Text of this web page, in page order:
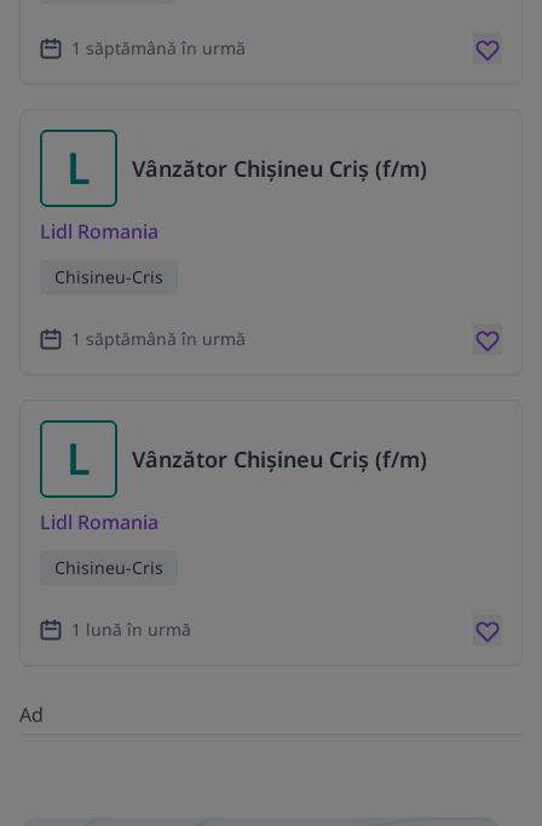
1 săptămână în urmă
L Vânzător Chișineu Criș (f/m)
Lidl Romania
Chisineu-Cris
1 săptămână în urmă
L Vânzător Chișineu Criș (f/m)
Lidl Romania
Chisineu-Cris
1 lună în urmă
Ad